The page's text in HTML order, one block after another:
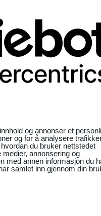
og annonser et
og for å analysere
du bruker nettstedet
annonsering og
med annen informasjon du
samlet inn gjennom din